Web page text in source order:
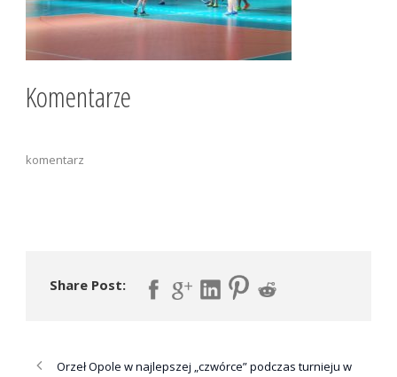
Komentarze
komentarz
Share Post:
Orzeł Opole w najlepszej „czwórce” podczas turnieju w